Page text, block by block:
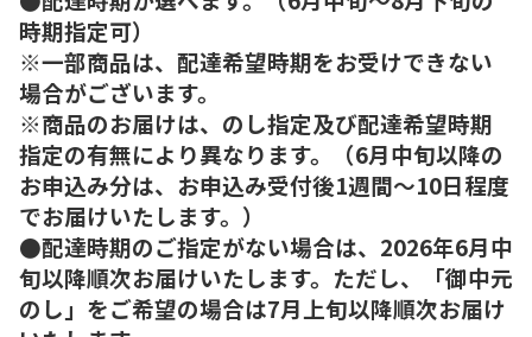
時期指定可）
※一部商品は、配達希望時期をお受けできない
場合がございます。
※商品のお届けは、のし指定及び配達希望時期
指定の有無により異なります。（6月中旬以降の
お申込み分は、お申込み受付後1週間～10日程度
でお届けいたします。）
●配達時期のご指定がない場合は、2026年6月中
旬以降順次お届けいたします。ただし、「御中元
のし」をご希望の場合は7月上旬以降順次お届け